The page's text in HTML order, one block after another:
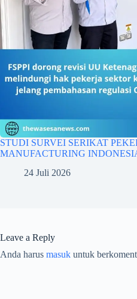
STUDI SURVEI SERIKAT
MANUFACTURING
24 Juli 2026
Leave a Reply
Anda harus masuk untuk